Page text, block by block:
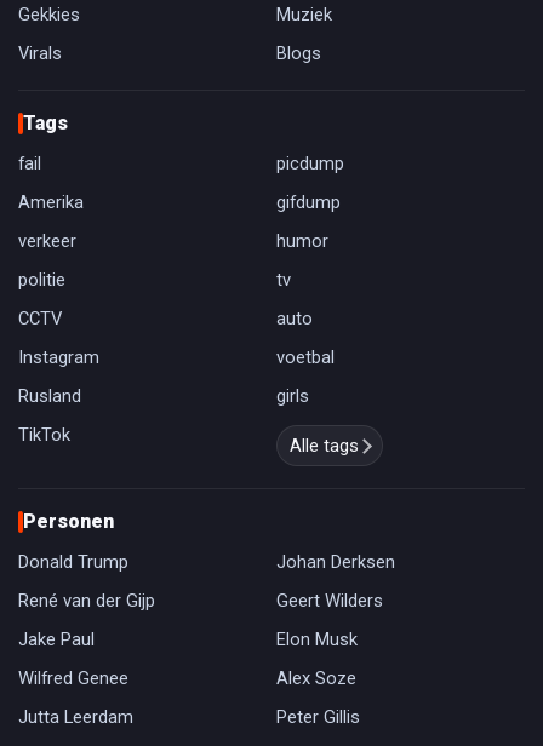
Gekkies
Muziek
Virals
Blogs
Tags
fail
picdump
Amerika
gifdump
verkeer
humor
politie
tv
CCTV
auto
Instagram
voetbal
Rusland
girls
TikTok
Alle tags
Personen
Donald Trump
Johan Derksen
René van der Gijp
Geert Wilders
Jake Paul
Elon Musk
Wilfred Genee
Alex Soze
Jutta Leerdam
Peter Gillis